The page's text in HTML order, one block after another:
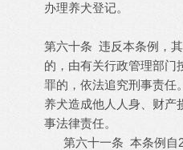
办理养犬登记。
第六十条 违反本条例，
的，由有关行政管理部门
罪的，依法追究刑事责任。
养犬造成他人人身、财产
事法律责任。
第六十一条 本条例自